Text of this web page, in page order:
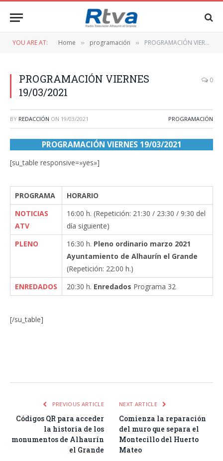
YOU ARE AT: Home » programación » PROGRAMACIÓN VIERNES 19/03/2021
PROGRAMACIÓN VIERNES
19/03/2021
0
BY REDACCIÓN ON 19/03/2021 PROGRAMACIÓN
PROGRAMACIÓN VIERNES 19/03/2021
[su_table responsive=»yes»]
PROGRAMA
HORARIO
NOTICIAS
ATV
16:00 h. (Repetición: 21:30 / 23:30 / 9:30 del
día siguiente)
PLENO
16:30 h. Pleno ordinario marzo 2021
Ayuntamiento de Alhaurín el Grande
(Repetición: 22:00 h.)
ENREDADOS
20:30 h. Enredados Programa 32
[/su_table]
PREVIOUS ARTICLE
Códigos QR para acceder
la historia de los
monumentos de Alhaurín
el Grande
NEXT ARTICLE
Comienza la reparación
del muro que separa el
Montecillo del Huerto
Mateo